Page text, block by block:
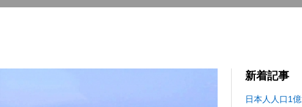
新着記事
日本人人口1